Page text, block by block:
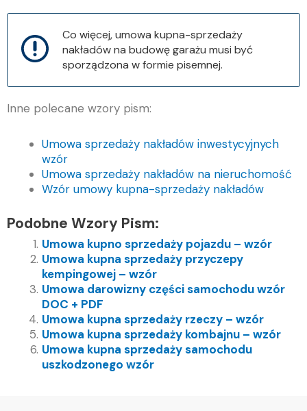
Co więcej, umowa kupna-sprzedaży
nakładów na budowę garażu musi być
sporządzona w formie pisemnej.
Inne polecane wzory pism:
Umowa sprzedaży nakładów inwestycyjnych
wzór
Umowa sprzedaży nakładów na nieruchomość
Wzór umowy kupna-sprzedaży nakładów
Podobne Wzory Pism:
Umowa kupno sprzedaży pojazdu – wzór
Umowa kupna sprzedaży przyczepy
kempingowej – wzór
Umowa darowizny części samochodu wzór
DOC + PDF
Umowa kupna sprzedaży rzeczy – wzór
Umowa kupna sprzedaży kombajnu – wzór
Umowa kupna sprzedaży samochodu
uszkodzonego wzór